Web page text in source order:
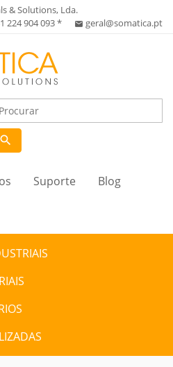
& Solutions, Lda.
224 904 093 * email geral@somatica.pt
search
Suporte
Blog